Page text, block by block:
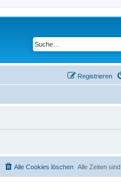
Registrieren
Alle Zeiten sind
Alle Cookies löschen